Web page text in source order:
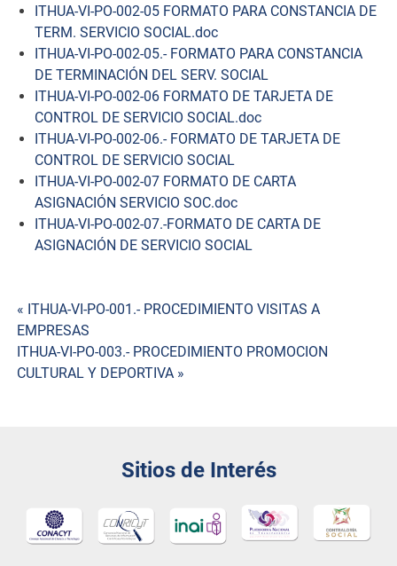
ITHUA-VI-PO-002-05 FORMATO PARA CONSTANCIA DE
TERM. SERVICIO SOCIAL.doc
ITHUA-VI-PO-002-05.- FORMATO PARA CONSTANCIA
DE TERMINACIÓN DEL SERV. SOCIAL
ITHUA-VI-PO-002-06 FORMATO DE TARJETA DE
CONTROL DE SERVICIO SOCIAL.doc
ITHUA-VI-PO-002-06.- FORMATO DE TARJETA DE
CONTROL DE SERVICIO SOCIAL
ITHUA-VI-PO-002-07 FORMATO DE CARTA
ASIGNACIÓN SERVICIO SOC.doc
ITHUA-VI-PO-002-07.-FORMATO DE CARTA DE
ASIGNACIÓN DE SERVICIO SOCIAL
Navegación
de
entradas
« ITHUA-VI-PO-001.- PROCEDIMIENTO VISITAS A
EMPRESAS
ITHUA-VI-PO-003.- PROCEDIMIENTO PROMOCION
CULTURAL Y DEPORTIVA »
Sitios de Interés